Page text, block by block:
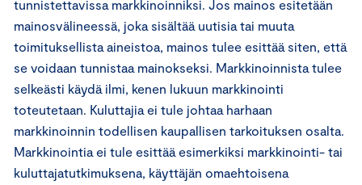
tunnistettavissa markkinoinniksi. Jos mainos esitetään
mainosvälineessä, joka sisältää uutisia tai muuta
toimituksellista aineistoa, mainos tulee esittää siten, että
se voidaan tunnistaa mainokseksi. Markkinoinnista tulee
selkeästi käydä ilmi, kenen lukuun markkinointi
toteutetaan. Kuluttajia ei tule johtaa harhaan
markkinoinnin todellisen kaupallisen tarkoituksen osalta.
Markkinointia ei tule esittää esimerkiksi markkinointi- tai
kuluttajatutkimuksena, käyttäjän omaehtoisena